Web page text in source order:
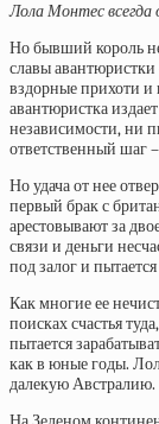
Лола Монтес всегда
Но бывший король
славы
вздорные прихоти и
авантюристка
независимости, ни
ответственный шаг
Но удача от нее
первый брак с
арестовывают за
связи и деньги
под залог и
Как многие ее
поисках счастья
пытается
как в юные годы.
далекую Австралию.